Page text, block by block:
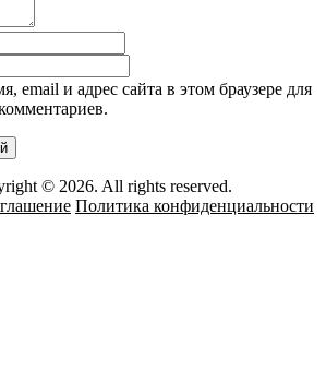
email и адрес сайта в этом браузере для
© 2026. All rights reserved.
Политика конфиденциальности